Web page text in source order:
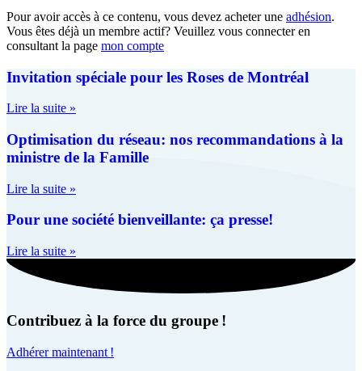
Pour avoir accès à ce contenu, vous devez acheter une adhésion.
Vous êtes déjà un membre actif? Veuillez vous connecter en
consultant la page mon compte
Invitation spéciale pour les Roses de Montréal
Lire la suite »
Optimisation du réseau: nos recommandations à la
ministre de la Famille
Lire la suite »
Pour une société bienveillante: ça presse!
Lire la suite »
Contribuez à la force du groupe !
Adhérer maintenant !